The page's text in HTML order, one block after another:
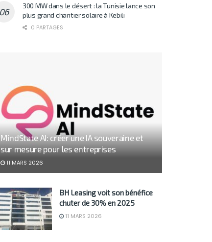
300 MW dans le désert : la Tunisie lance son
plus grand chantier solaire à Kebili
0 PARTAGES
MindState AI: créer une IA souveraine et
sur mesure pour les entreprises
11 MARS 2026
BH Leasing voit son bénéfice
chuter de 30% en 2025
11 MARS 2026